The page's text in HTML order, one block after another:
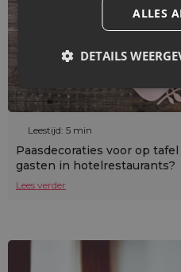
Leestijd: 5 min
Paasdecoraties voor op
gasten in hotelrestaurants?
Lees verder
ALLES
DETAILS